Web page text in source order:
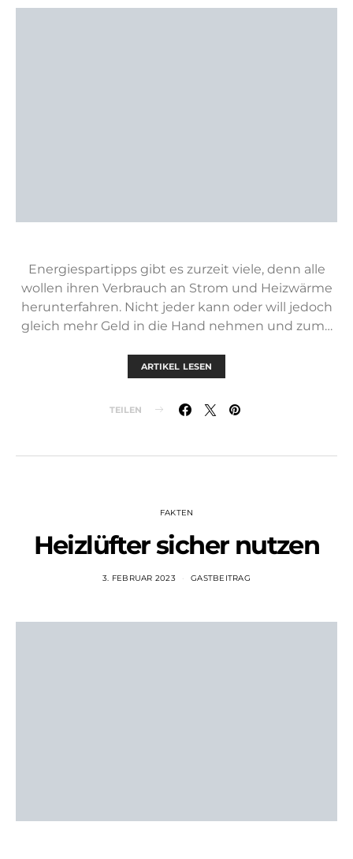
Energiespartipps gibt es zurzeit viele, denn alle
wollen ihren Verbrauch an Strom und Heizwärme
herunterfahren. Nicht jeder kann oder will jedoch
gleich mehr Geld in die Hand nehmen und zum…
ARTIKEL LESEN
TEILEN
FAKTEN
Heizlüfter sicher nutzen
3. FEBRUAR 2023 GASTBEITRAG